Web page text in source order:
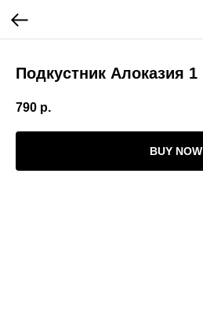
Подкустник Алоказия 1
790 р.
BUY NOW